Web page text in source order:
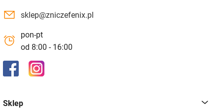
sklep@zniczefenix.pl
pon-pt
od 8:00 - 16:00
Sklep